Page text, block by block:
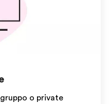
o private